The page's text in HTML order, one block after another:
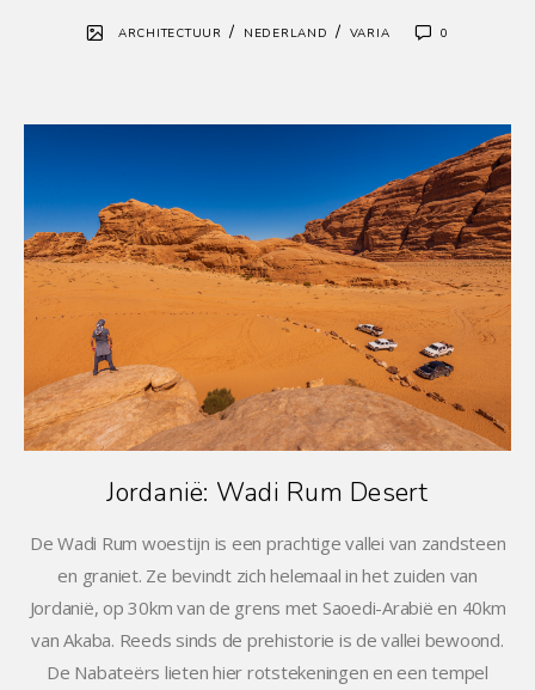
ARCHITECTUUR / NEDERLAND / VARIA 0
Jordanië: Wadi Rum Desert
De Wadi Rum woestijn is een prachtige vallei van zandsteen
en graniet. Ze bevindt zich helemaal in het zuiden van
Jordanië, op 30km van de grens met Saoedi-Arabië en 40km
van Akaba. Reeds sinds de prehistorie is de vallei bewoond.
De Nabateërs lieten hier rotstekeningen en een tempel